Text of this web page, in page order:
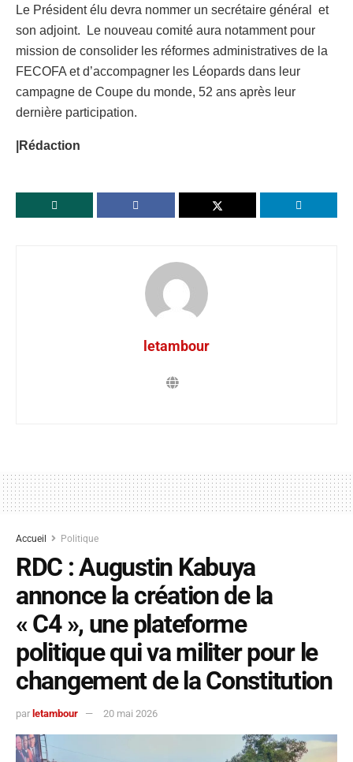
Le Président élu devra nommer un secrétaire général et
son adjoint. Le nouveau comité aura notamment pour
mission de consolider les réformes administratives de la
FECOFA et d’accompagner les Léopards dans leur
campagne de Coupe du monde, 52 ans après leur
dernière participation.
|Rédaction
letambour
Accueil Politique
RDC : Augustin Kabuya
annonce la création de la
« C4 », une plateforme
politique qui va militer pour le
changement de la Constitution
par letambour 20 mai 2026